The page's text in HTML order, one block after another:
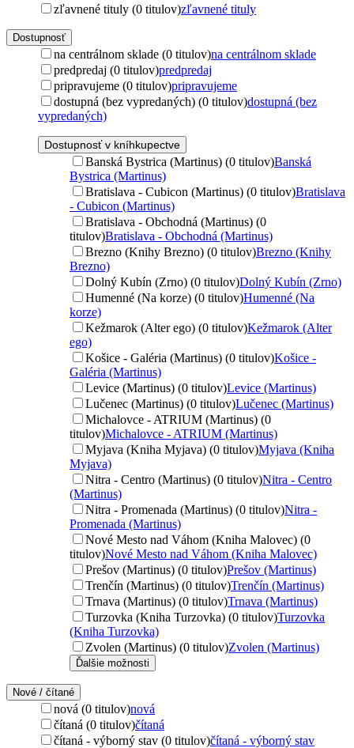
zľavnené tituly (0 titulov)zľavnené tituly
Dostupnosť
na centrálnom sklade (0 titulov)na centrálnom sklade
predpredaj (0 titulov)predpredaj
pripravujeme (0 titulov)pripravujeme
dostupná (bez vypredaných) (0 titulov)dostupná (bez
vypredaných)
Dostupnosť v kníhkupectve
Banská Bystrica (Martinus) (0 titulov)Banská
Bystrica (Martinus)
Bratislava - Cubicon (Martinus) (0 titulov)Bratislava
- Cubicon (Martinus)
Bratislava - Obchodná (Martinus) (0
titulov)Bratislava - Obchodná (Martinus)
Brezno (Knihy Brezno) (0 titulov)Brezno (Knihy
Brezno)
Dolný Kubín (Zrno) (0 titulov)Dolný Kubín (Zrno)
Humenné (Na korze) (0 titulov)Humenné (Na
korze)
Kežmarok (Alter ego) (0 titulov)Kežmarok (Alter
ego)
Košice - Galéria (Martinus) (0 titulov)Košice -
Galéria (Martinus)
Levice (Martinus) (0 titulov)Levice (Martinus)
Lučenec (Martinus) (0 titulov)Lučenec (Martinus)
Michalovce - ATRIUM (Martinus) (0
titulov)Michalovce - ATRIUM (Martinus)
Myjava (Kniha Myjava) (0 titulov)Myjava (Kniha
Myjava)
Nitra - Centro (Martinus) (0 titulov)Nitra - Centro
(Martinus)
Nitra - Promenada (Martinus) (0 titulov)Nitra -
Promenada (Martinus)
Nové Mesto nad Váhom (Kniha Malovec) (0
titulov)Nové Mesto nad Váhom (Kniha Malovec)
Prešov (Martinus) (0 titulov)Prešov (Martinus)
Trenčín (Martinus) (0 titulov)Trenčín (Martinus)
Trnava (Martinus) (0 titulov)Trnava (Martinus)
Turzovka (Kniha Turzovka) (0 titulov)Turzovka
(Kniha Turzovka)
Zvolen (Martinus) (0 titulov)Zvolen (Martinus)
Ďalšie možnosti
Nové / čítané
nová (0 titulov)nová
čítaná (0 titulov)čítaná
čítaná - výborný stav (0 titulov)čítaná - výborný stav